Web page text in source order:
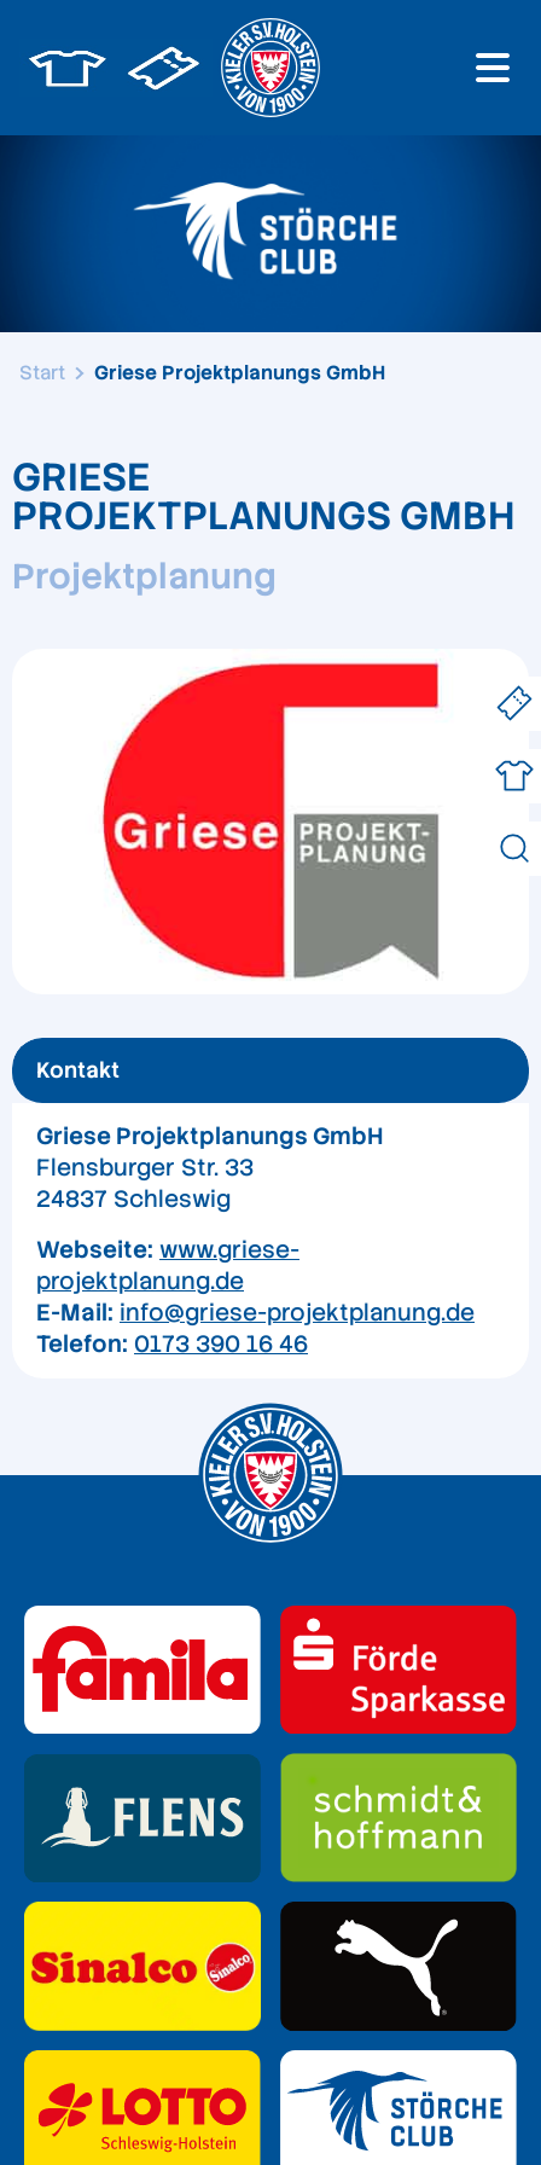
Start Griese Projektplanungs GmbH
GRIESE
PROJEKTPLANUNGS GMBH
Projektplanung
Kontakt
Griese Projektplanungs GmbH
Flensburger Str. 33
24837 Schleswig
Webseite: www.griese-
projektplanung.de
E-Mail: info@griese-projektplanung.de
Telefon: 0173 390 16 46